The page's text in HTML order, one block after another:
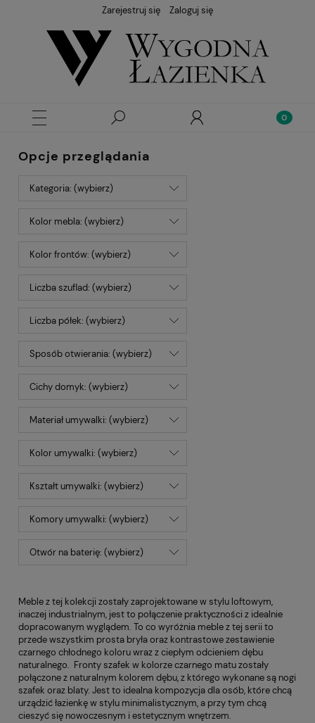
Zarejestruj się Zaloguj się
Opcje przeglądania
Kategoria: (wybierz)
Kolor mebla: (wybierz)
Kolor frontów: (wybierz)
Liczba szuflad: (wybierz)
Liczba półek: (wybierz)
Sposób otwierania: (wybierz)
Cichy domyk: (wybierz)
Materiał umywalki: (wybierz)
Kolor umywalki: (wybierz)
Kształt umywalki: (wybierz)
Komory umywalki: (wybierz)
Otwór na baterię: (wybierz)
Meble z tej kolekcji zostały zaprojektowane w stylu loftowym,
inaczej industrialnym, jest to połączenie praktyczności z idealnie
dopracowanym wyglądem. To co wyróżnia meble z tej serii to
przede wszystkim prosta bryła oraz kontrastowe zestawienie
czarnego chłodnego koloru wraz z ciepłym odcieniem dębu
naturalnego. Fronty szafek w kolorze czarnego matu zostały
połączone z naturalnym kolorem dębu, z którego wykonane są nogi
szafek oraz blaty. Jest to idealna kompozycja dla osób, które chcą
urządzić łazienkę w stylu minimalistycznym, a przy tym chcą
cieszyć się nowoczesnym i estetycznym wnętrzem.